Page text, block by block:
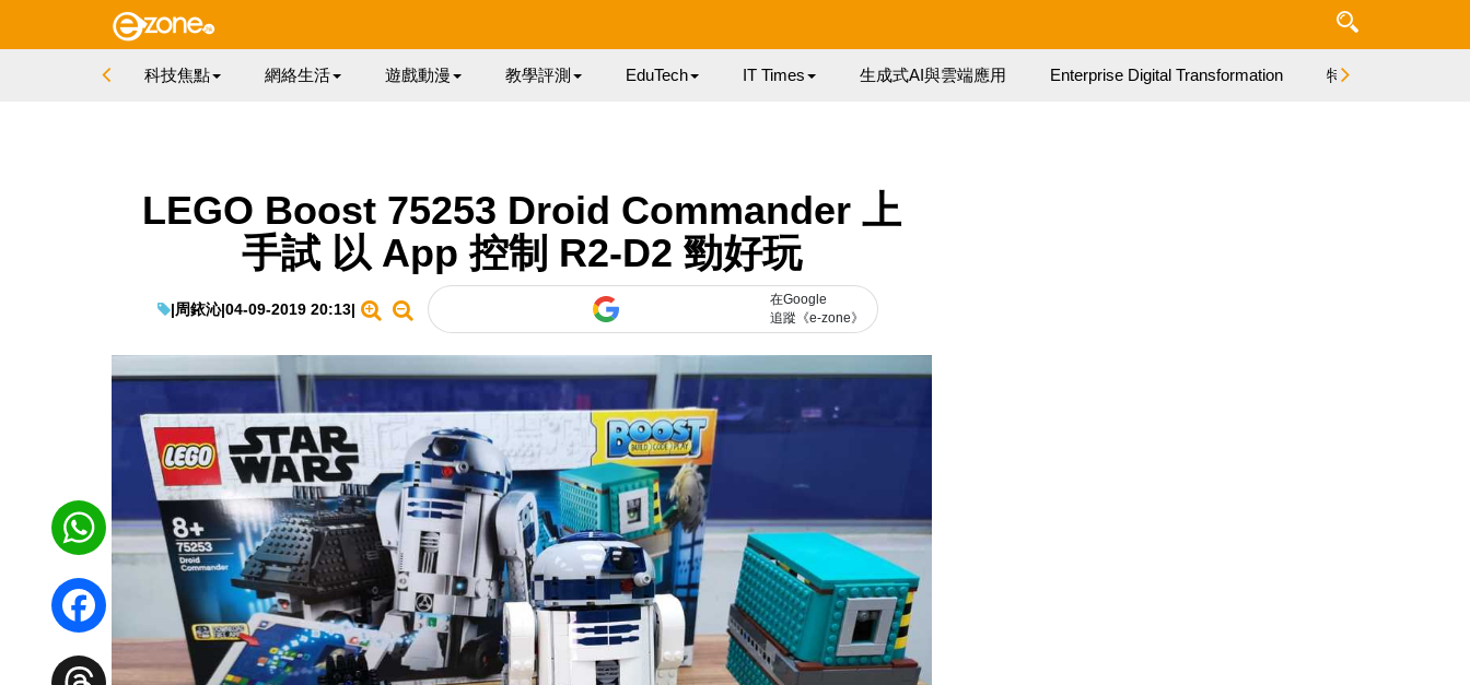
科技焦點 網絡生活 遊戲動漫 教學評測 EduTech IT Times 生成式AI與雲端應用 Enterprise Digital Transformation 特集
LEGO Boost 75253 Droid Commander 上
手試 以 App 控制 R2-D2 勁好玩
|周銥沁|04-09-2019 20:13|
在Google
追蹤《e-zone》
WhatsApp
Facebook